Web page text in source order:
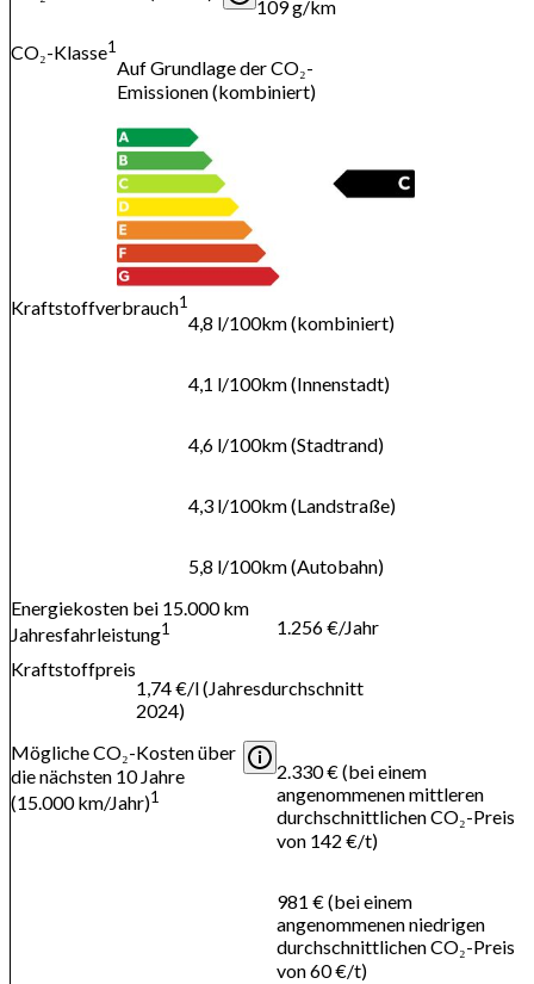
109 g/km
CO₂-Klasse1
Auf Grundlage der CO₂-
Emissionen (kombiniert)
Kraftstoffverbrauch1
4,8 l/100km (kombiniert)
4,1 l/100km (Innenstadt)
4,6 l/100km (Stadtrand)
4,3 l/100km (Landstraße)
5,8 l/100km (Autobahn)
Energiekosten bei 15.000 km
Jahresfahrleistung1
1.256 €/Jahr
Kraftstoffpreis
1,74 €/l (Jahresdurchschnitt
2024)
Mögliche CO₂-Kosten über
die nächsten 10 Jahre
(15.000 km/Jahr)1
2.330 € (bei einem
angenommenen mittleren
durchschnittlichen CO₂-Preis
von 142 €/t)
981 € (bei einem
angenommenen niedrigen
durchschnittlichen CO₂-Preis
von 60 €/t)